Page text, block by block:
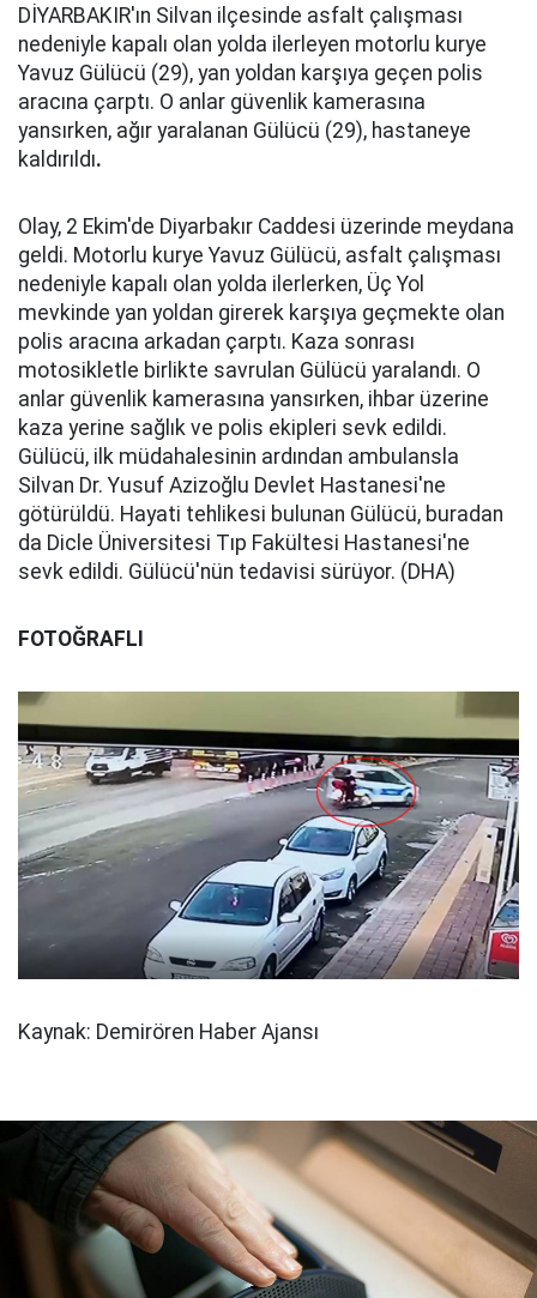
DİYARBAKIR'ın Silvan ilçesinde asfalt çalışması
nedeniyle kapalı olan yolda ilerleyen motorlu kurye
Yavuz Gülücü (29), yan yoldan karşıya geçen polis
aracına çarptı. O anlar güvenlik kamerasına
yansırken, ağır yaralanan Gülücü (29), hastaneye
kaldırıldı.
Olay, 2 Ekim'de Diyarbakır Caddesi üzerinde meydana
geldi. Motorlu kurye Yavuz Gülücü, asfalt çalışması
nedeniyle kapalı olan yolda ilerlerken, Üç Yol
mevkinde yan yoldan girerek karşıya geçmekte olan
polis aracına arkadan çarptı. Kaza sonrası
motosikletle birlikte savrulan Gülücü yaralandı. O
anlar güvenlik kamerasına yansırken, ihbar üzerine
kaza yerine sağlık ve polis ekipleri sevk edildi.
Gülücü, ilk müdahalesinin ardından ambulansla
Silvan Dr. Yusuf Azizoğlu Devlet Hastanesi'ne
götürüldü. Hayati tehlikesi bulunan Gülücü, buradan
da Dicle Üniversitesi Tıp Fakültesi Hastanesi'ne
sevk edildi. Gülücü'nün tedavisi sürüyor. (DHA)
FOTOĞRAFLI
Kaynak: Demirören Haber Ajansı